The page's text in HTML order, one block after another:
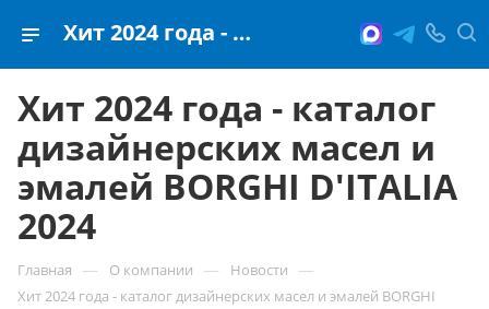
Хит 2024 года - каталог дизайнерских масел и эмалей BORGHI D'ITALIA 2024
Хит 2024 года - каталог
дизайнерских масел и
эмалей BORGHI D'ITALIA
2024
Главная — О компании — Новости —
Хит 2024 года - каталог дизайнерских масел и эмалей BORGHI